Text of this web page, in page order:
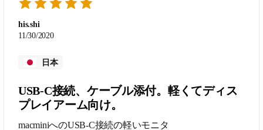
his.shi
11/30/2020
日本
USB-C接続、ケーブル添付。軽くてディス
プレイアーム向け。
macminiへのUSB-C接続の軽いモニタ